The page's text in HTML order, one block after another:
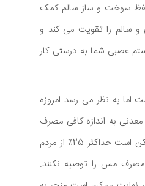
سوخت و ساز سالم کمک
و سالم را تقویت می کند و
عصبی شما به درستی کار
اما به نظر می رسد امروزه
به اندازه کافی مصرف
می کنند. در حقیقت، ممکن است حداکثر 25٪ از مردم
مصرف مس را توصیه نکنند.